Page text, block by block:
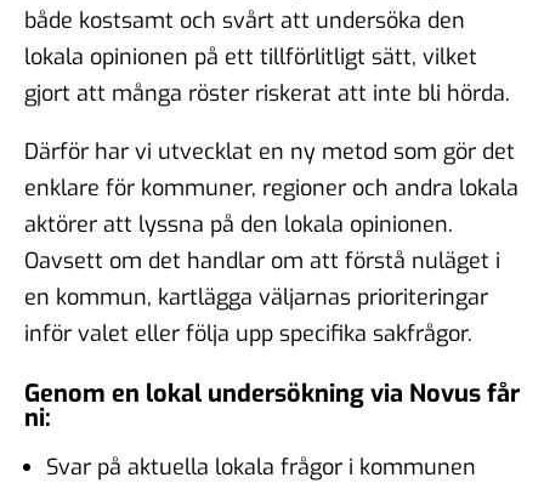
både kostsamt och svårt att undersöka den
lokala opinionen på ett tillförlitligt sätt, vilket
gjort att många röster riskerat att inte bli hörda.
Därför har vi utvecklat en ny metod som gör det
enklare för kommuner, regioner och andra lokala
aktörer att lyssna på den lokala opinionen.
Oavsett om det handlar om att förstå nuläget i
en kommun, kartlägga väljarnas prioriteringar
inför valet eller följa upp specifika sakfrågor.
Genom en lokal undersökning via Novus får
ni:
Svar på aktuella lokala frågor i kommunen